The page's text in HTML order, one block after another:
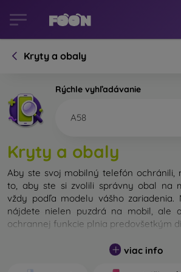
Kryty a obaly
Rýchle vyhľadávanie
A58
Kryty a obaly
Aby ste svoj mobilný telefón ochránili,
to, aby ste si zvolili správny obal na
vždy podľa modelu vášho zariadenia.
nájdete nielen puzdrá na mobil, ale
ochrannej funkcie plnia predovšetkým
Kryt na mobil môžeme nazvať tiež
ochranu zadnej časti telefónu.
viac info